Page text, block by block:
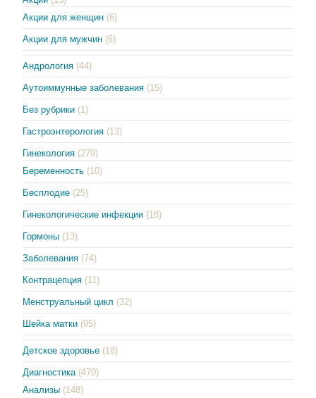
Акции для женщин (6)
Акции для мужчин (6)
Андрология (44)
Аутоиммунные заболевания (15)
Без рубрики (1)
Гастроэнтерология (13)
Гинекология (279)
Беременность (10)
Бесплодие (25)
Гинекологические инфекции (18)
Гормоны (13)
Заболевания (74)
Контрацепция (11)
Менструальный цикл (32)
Шейка матки (95)
Детское здоровье (18)
Диагностика (470)
Анализы (148)